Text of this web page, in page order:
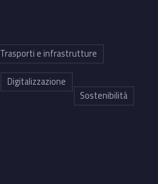
Trasporti e infrastrutture
Digitalizzazione
Sostenibilità